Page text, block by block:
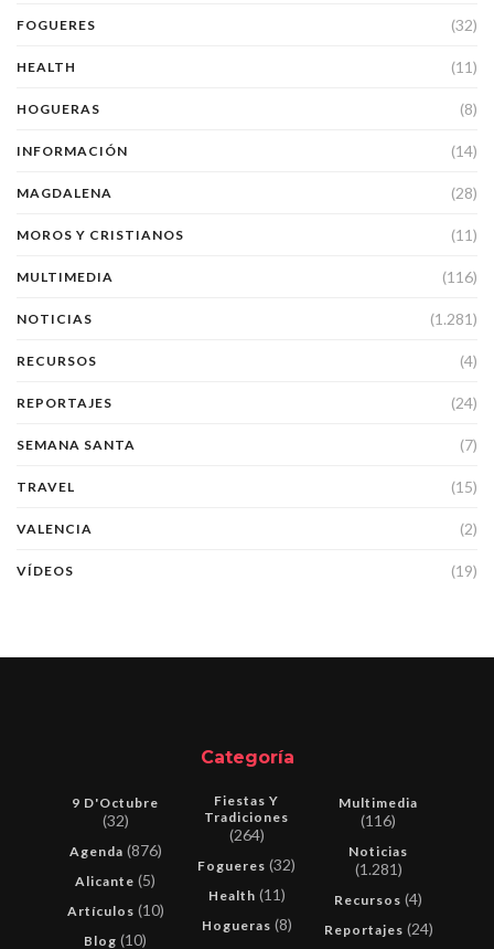
FOGUERES (32)
HEALTH (11)
HOGUERAS (8)
INFORMACIÓN (14)
MAGDALENA (28)
MOROS Y CRISTIANOS (11)
MULTIMEDIA (116)
NOTICIAS (1.281)
RECURSOS (4)
REPORTAJES (24)
SEMANA SANTA (7)
TRAVEL (15)
VALENCIA (2)
VÍDEOS (19)
Categoría
9 D'Octubre
(32)
Agenda (876)
Alicante (5)
Artículos (10)
Blog (10)
Fiestas Y
Tradiciones
(264)
Fogueres (32)
Health (11)
Hogueras (8)
Multimedia
(116)
Noticias
(1.281)
Recursos (4)
Reportajes (24)